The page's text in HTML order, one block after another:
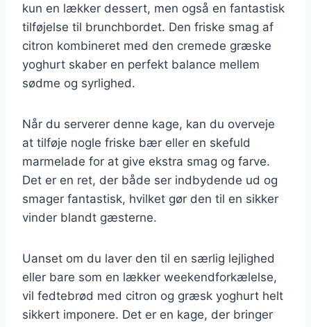
kun en lækker dessert, men også en fantastisk
tilføjelse til brunchbordet. Den friske smag af
citron kombineret med den cremede græske
yoghurt skaber en perfekt balance mellem
sødme og syrlighed.
Når du serverer denne kage, kan du overveje
at tilføje nogle friske bær eller en skefuld
marmelade for at give ekstra smag og farve.
Det er en ret, der både ser indbydende ud og
smager fantastisk, hvilket gør den til en sikker
vinder blandt gæsterne.
Uanset om du laver den til en særlig lejlighed
eller bare som en lækker weekendforkælelse,
vil fedtebrød med citron og græsk yoghurt helt
sikkert imponere. Det er en kage, der bringer